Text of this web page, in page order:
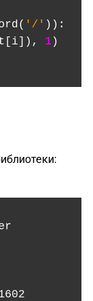
'/' )):
1 )